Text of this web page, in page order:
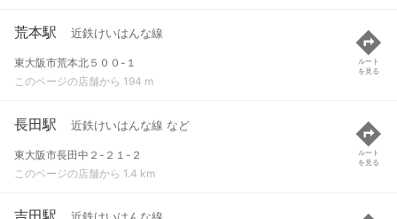
荒本駅 近鉄けいはんな線
東大阪市荒本北５００-１
このページの店舗から 194 m
ルート
を見る
長田駅 近鉄けいはんな線 など
東大阪市長田中２-２１-２
このページの店舗から 1.4 km
ルート
を見る
吉田駅